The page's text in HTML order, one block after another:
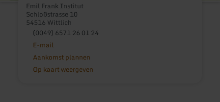
Emil Frank Institut
Schloßstrasse 10
54516 Wittlich
(0049) 6571 26 01 24
E-mail
Aankomst plannen
Op kaart weergeven